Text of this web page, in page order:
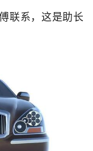
联系，这是助长